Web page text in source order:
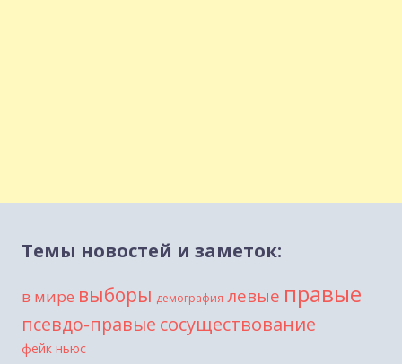
Темы новостей и заметок:
в мире выборы демография левые правые
псевдо-правые сосуществование
фейк ньюс